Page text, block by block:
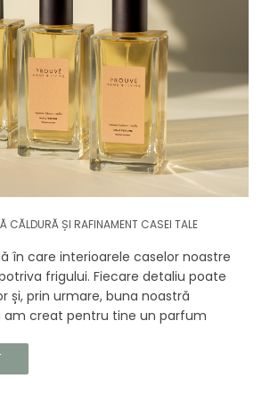
CĂLDURĂ ȘI RAFINAMENT CASEI TALE
în care interioarele caselor noastre
frigului. Fiecare detaliu poate
și, prin urmare, buna noastră
am creat pentru tine un parfum
cu căldura și magia aromelor de
combină notele picante și